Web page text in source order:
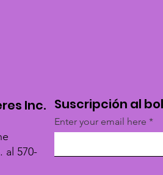
Inc.
al 570-
Suscripción al
Enter your email here